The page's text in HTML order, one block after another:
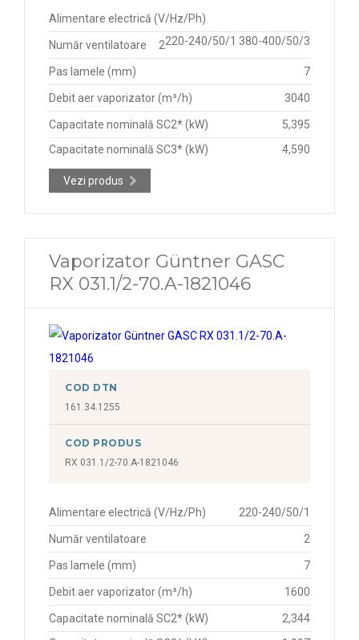
Alimentare electrică (V/Hz/Ph)
220-240/50/1 380-400/50/3
Număr ventilatoare 2
Pas lamele (mm) 7
Debit aer vaporizator (m³/h) 3040
Capacitate nominală SC2* (kW)
5,395
Capacitate nominală SC3* (kW)
4,590
Vezi produs
Vaporizator Güntner GASC
RX 031.1/2-70.A-1821046
COD DTN
161.34.1255
COD PRODUS
RX 031.1/2-70.A-1821046
Alimentare electrică (V/Hz/Ph) 220-240/50/1
Număr ventilatoare 2
Pas lamele (mm) 7
Debit aer vaporizator (m³/h) 1600
Capacitate nominală SC2* (kW)
2,344